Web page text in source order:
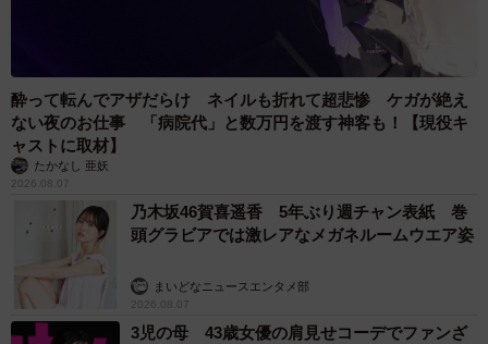
酔って転んでアザだらけ ネイルも折れて超悲惨 ケガが絶え
ない夜のお仕事 「病院代」と数万円を渡す神客も！【現役キ
ャストに取材】
たかなし 亜妖
2026.08.07
乃木坂46賀喜遥香 5年ぶり週チャン表紙 巻
頭グラビアでは激レアなメガネルームウエア姿
まいどなニュースエンタメ部
2026.08.07
3児の母 43歳女優の肩見せコーデでファンざ